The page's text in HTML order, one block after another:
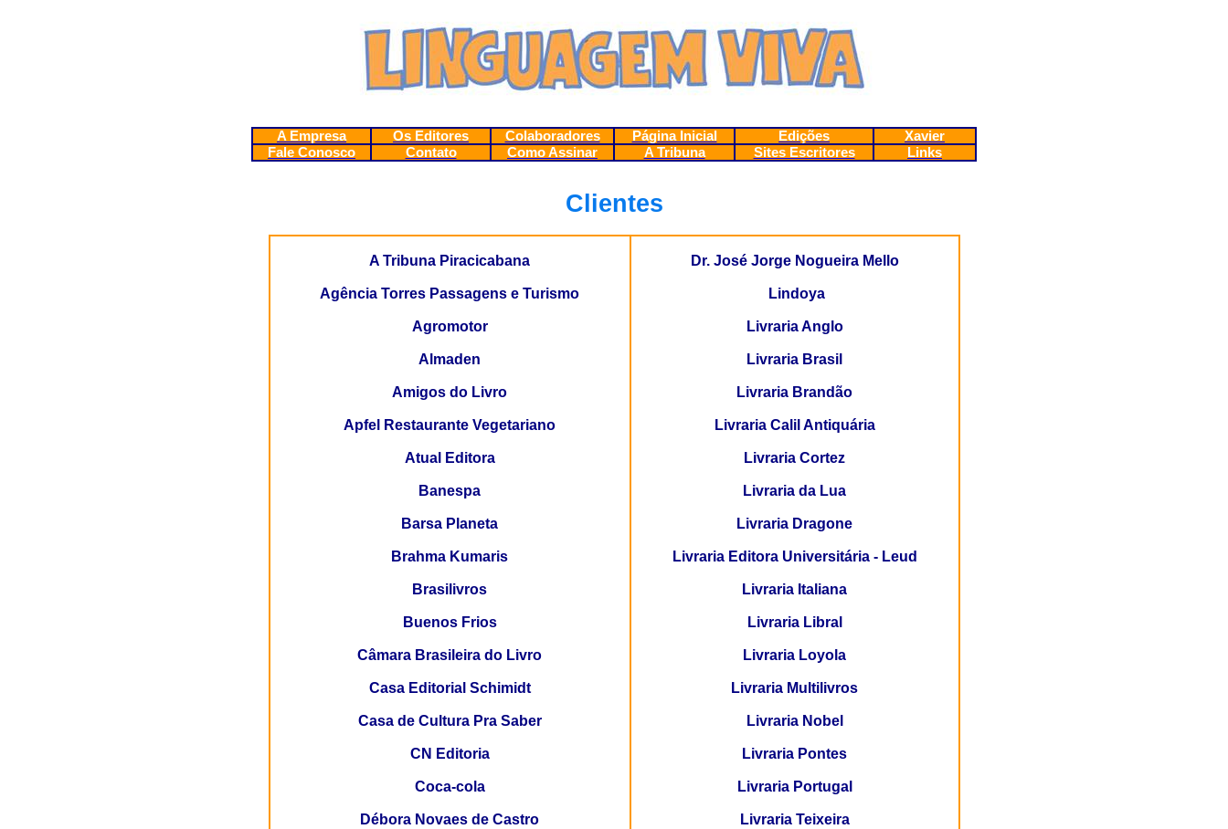
A Empresa Os Editores Colaboradores Página Inicial Edições
Xavier
Fale Conosco
Contato Como Assinar A Tribuna Sites Escritores Links
Clientes
A Tribuna Piracicabana
Agência Torres Passagens e Turismo
Agromotor
Almaden
Amigos do Livro
Apfel Restaurante Vegetariano
Atual Editora
Banespa
Barsa Planeta
Brahma Kumaris
Brasilivros
Buenos Frios
Câmara Brasileira do Livro
Casa Editorial Schimidt
Casa de Cultura Pra Saber
CN Editoria
Coca-cola
Débora Novaes de Castro
Dr. José Jorge Nogueira Mello
Lindoya
Livraria Anglo
Livraria Brasil
Livraria Brandão
Livraria Calil Antiquária
Livraria Cortez
Livraria da Lua
Livraria Dragone
Livraria Editora Universitária - Leud
Livraria Italiana
Livraria Libral
Livraria Loyola
Livraria Multilivros
Livraria Nobel
Livraria Pontes
Livraria Portugal
Livraria Teixeira